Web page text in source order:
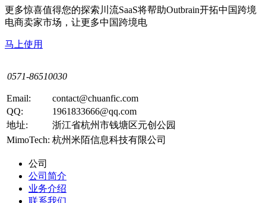
更多惊喜值得您的探索川流SaaS将帮助Outbrain开拓中国跨境
电商卖家市场，让更多中国跨境电
马上使用
0571-86510030
Email:
contact@chuanfic.com
QQ:
1961833666@qq.com
地址:
浙江省杭州市钱塘区元创公园
MimoTech: 杭州米陌信息科技有限公司
公司
公司简介
业务介绍
联系我们